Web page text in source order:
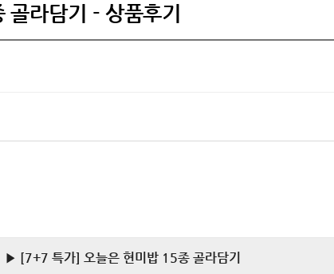
라담기 - 상품후기
▶ [7+7 특가] 오늘은 현미밥 15종 골라담기